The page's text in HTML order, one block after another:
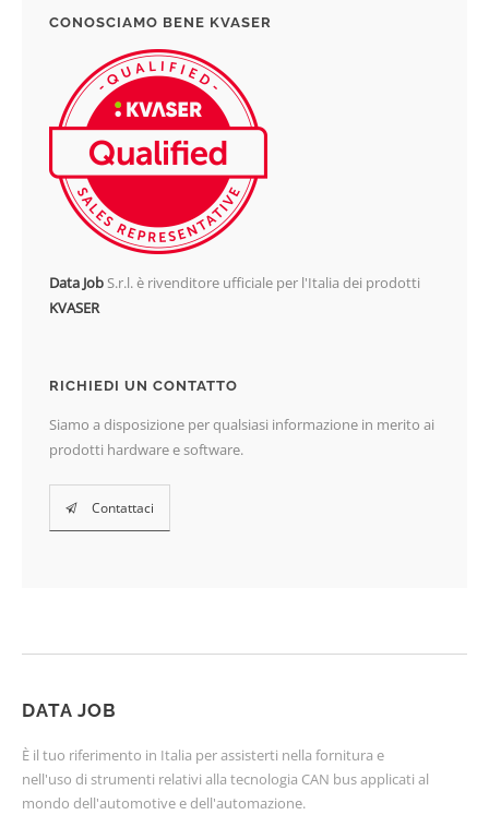
CONOSCIAMO BENE KVASER
Data JobS.r.l. è rivenditore ufficiale per l'Italia dei prodotti
KVASER
RICHIEDI UN CONTATTO
Siamo a disposizione per qualsiasi informazione in merito ai
prodotti hardware e software.
Contattaci
DATA JOB
È il tuo riferimento in Italia per assisterti nella fornitura e
nell'uso di strumenti relativi alla tecnologia CAN bus applicati al
mondo dell'automotive e dell'automazione.